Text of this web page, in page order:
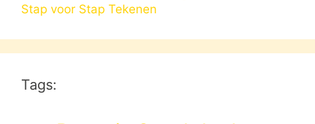
Stap voor Stap Tekenen
Tags: